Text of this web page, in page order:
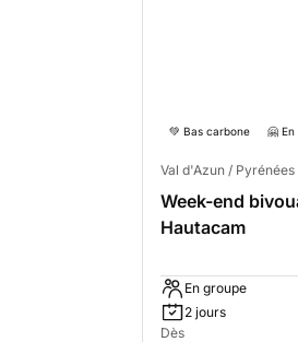
💚 Bas carbone 🤗
Val d'Azun / Pyrénées
Week-end
Hautacam
En groupe
2 jours
Dès